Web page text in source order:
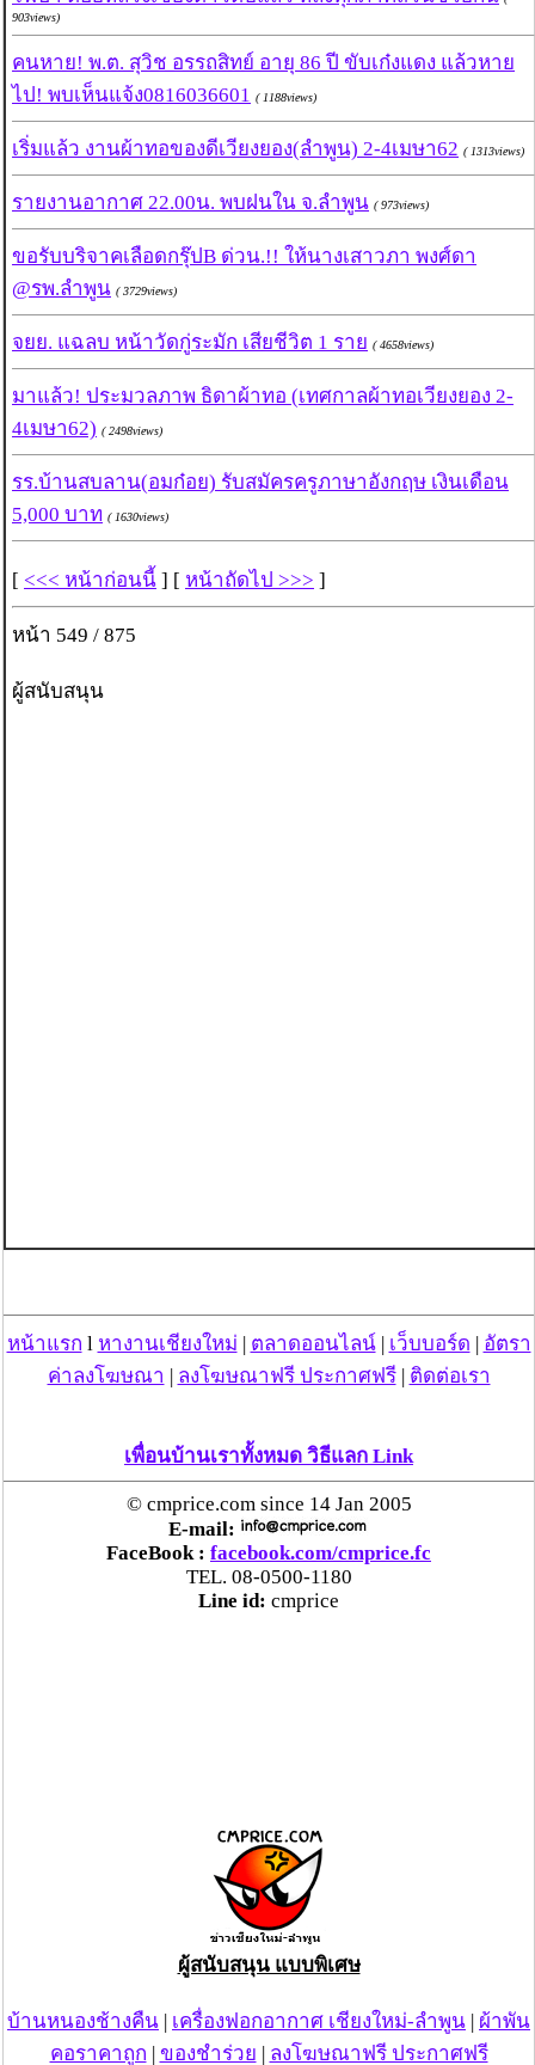
903views)
คนหาย! พ.ต. สุวิช อรรถสิทย์ อายุ 86 ปี ขับเก๋งแดง แล้วหาย
ไป! พบเห็นแจ้ง0816036601 ( 1188views)
เริ่มแล้ว งานผ้าทอของดีเวียงยอง(ลำพูน) 2-4เมษา62 ( 1313views)
รายงานอากาศ 22.00น. พบฝนใน จ.ลำพูน ( 973views)
ขอรับบริจาคเลือดกรุ๊ปB ด่วน.!! ให้นางเสาวภา พงศ์ดา
@รพ.ลำพูน ( 3729views)
จยย. แฉลบ หน้าวัดกู่ระมัก เสียชีวิต 1 ราย ( 4658views)
มาแล้ว! ประมวลภาพ ธิดาผ้าทอ (เทศกาลผ้าทอเวียงยอง 2-
4เมษา62) ( 2498views)
รร.บ้านสบลาน(อมก๋อย) รับสมัครครูภาษาอังกฤษ เงินเดือน
5,000 บาท ( 1630views)
[ <<< หน้าก่อนนี้ ] [ หน้าถัดไป >>> ]
หน้า 549 / 875
ผู้สนับสนุน
หน้าแรก l หางานเชียงใหม่ | ตลาดออนไลน์| เว็บบอร์ด | อัตรา
ค่าลงโฆษณา | ลงโฆษณาฟรี ประกาศฟรี| ติดต่อเรา
เพื่อนบ้านเราทั้งหมด วิธีแลก Link
© cmprice.com since 14 Jan 2005
E-mail:
FaceBook : facebook.com/cmprice.fc
TEL. 08-0500-1180
Line id: cmprice
ผู้สนับสนุน แบบพิเศษ
บ้านหนองช้างคืน | เครื่องฟอกอากาศ เชียงใหม่-ลำพูน | ผ้าพัน
คอราคาถูก | ของชำร่วย | ลงโฆษณาฟรี ประกาศฟรี